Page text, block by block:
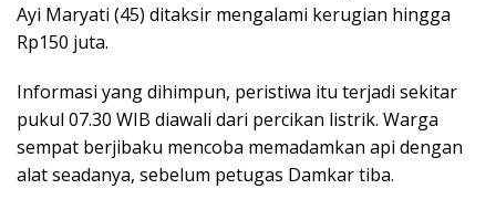
Ayi Maryati (45) ditaksir mengalami kerugian hingga
Rp150 juta.
Informasi yang dihimpun, peristiwa itu terjadi sekitar
pukul 07.30 WIB diawali dari percikan listrik. Warga
sempat berjibaku mencoba memadamkan api dengan
alat seadanya, sebelum petugas Damkar tiba.